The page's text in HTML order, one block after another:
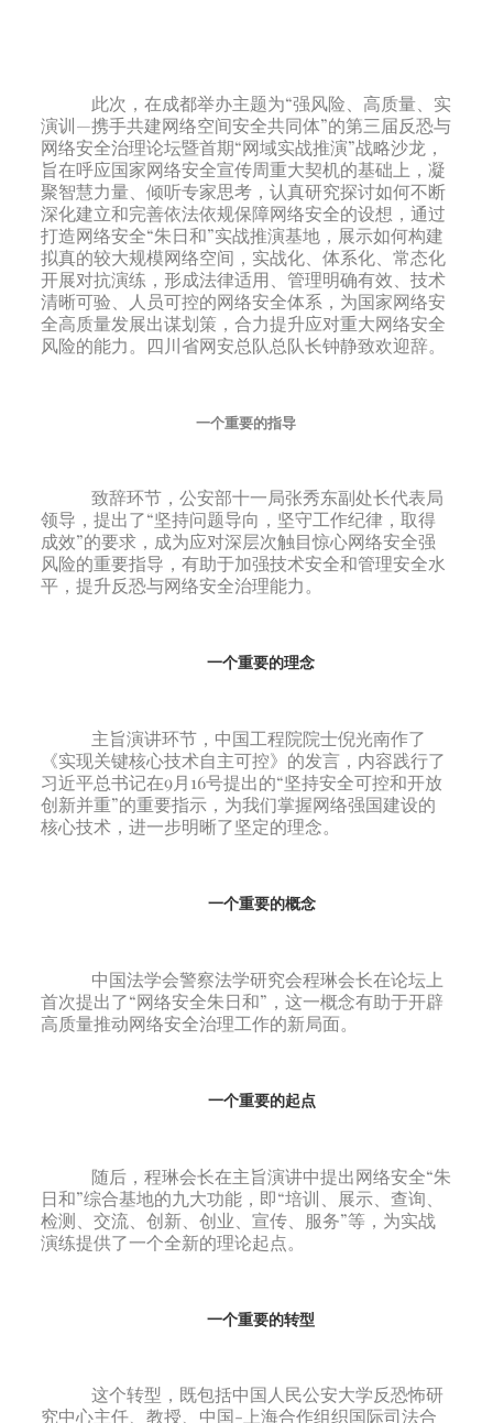
此次，在成都举办主题为“强风险、高质量、实
演训—携手共建网络空间安全共同体”的第三届反恐与
网络安全治理论坛暨首期“网域实战推演”战略沙龙，
旨在呼应国家网络安全宣传周重大契机的基础上，凝
聚智慧力量、倾听专家思考，认真研究探讨如何不断
深化建立和完善依法依规保障网络安全的设想，通过
打造网络安全“朱日和”实战推演基地，展示如何构建
拟真的较大规模网络空间，实战化、体系化、常态化
开展对抗演练，形成法律适用、管理明确有效、技术
清晰可验、人员可控的网络安全体系，为国家网络安
全高质量发展出谋划策，合力提升应对重大网络安全
风险的能力。四川省网安总队总队长钟静致欢迎辞。
一个重要的指导
致辞环节，公安部十一局张秀东副处长代表局
领导，提出了“坚持问题导向，坚守工作纪律，取得
成效”的要求，成为应对深层次触目惊心网络安全强
风险的重要指导，有助于加强技术安全和管理安全水
平，提升反恐与网络安全治理能力。
一个重要的理念
主旨演讲环节，中国工程院院士倪光南作了
《实现关键核心技术自主可控》的发言，内容践行了
习近平总书记在9月16号提出的“坚持安全可控和开放
创新并重”的重要指示，为我们掌握网络强国建设的
核心技术，进一步明晰了坚定的理念。
一个重要的概念
中国法学会警察法学研究会程琳会长在论坛上
首次提出了“网络安全朱日和”，这一概念有助于开辟
高质量推动网络安全治理工作的新局面。
一个重要的起点
随后，程琳会长在主旨演讲中提出网络安全“朱
日和”综合基地的九大功能，即“培训、展示、查询、
检测、交流、创新、创业、宣传、服务”等，为实战
演练提供了一个全新的理论起点。
一个重要的转型
这个转型，既包括中国人民公安大学反恐怖研
究中心主任、教授、中国-上海合作组织国际司法合